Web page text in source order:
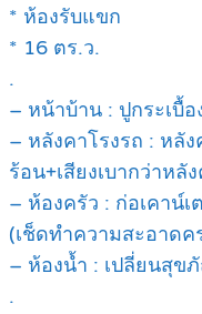
* ห้องรับแขก
* 16 ตร.ว.
.
– หน้าบ้าน : ปูกระเบื้
– หลังคาโรงรถ : หลั
ร้อน+เสียงเบากว่าหลั
– ห้องครัว : ก่อเคาน์
(เช็ดทำความสะอาดค
– ห้องน้ำ : เปลี่ยนสุข
.